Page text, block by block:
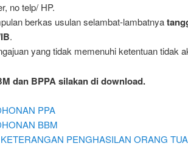
no telp/ HP.
berkas usulan selambat-lambatnya
.
yang tidak memenuhi ketentuan tidak
dan BPPA silakan di download.
PPA
BBM
PENGHASILAN ORANG